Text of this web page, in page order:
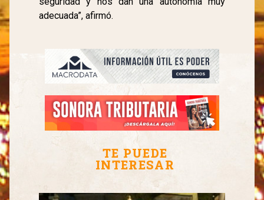
adecuada”, afirmó.
TE PUEDE
INTERESAR